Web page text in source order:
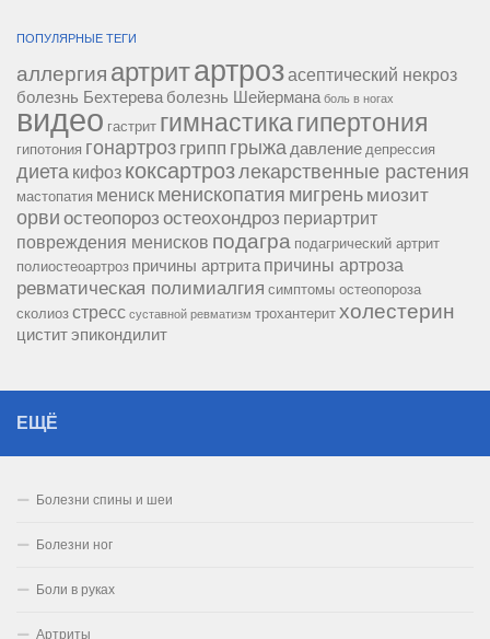
ПОПУЛЯРНЫЕ ТЕГИ
аллергия артритартрозасептический некроз
болезнь Бехтерева болезнь Шейермана боль в ногах
видео гастрит гимнастикагипертония
гипотония гонартроз грипп грыжа давление депрессия
диета кифоз коксартрозлекарственные растения
мастопатия мениск менископатия мигрень миозит
орви остеопороз остеохондроз периартрит
повреждения менисков подагра подагрический артрит
полиостеоартроз причины артрита причины артроза
ревматическая полимиалгия симптомы остеопороза
сколиоз стресс суставной ревматизм трохантерит холестерин
циститэпикондилит
ЕЩЁ
Болезни спины и шеи
Болезни ног
Боли в руках
Артриты